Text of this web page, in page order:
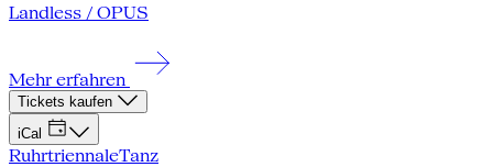
Landless / OPUS
Mehr erfahren
Tickets kaufen
iCal
RuhrtriennaleTanz